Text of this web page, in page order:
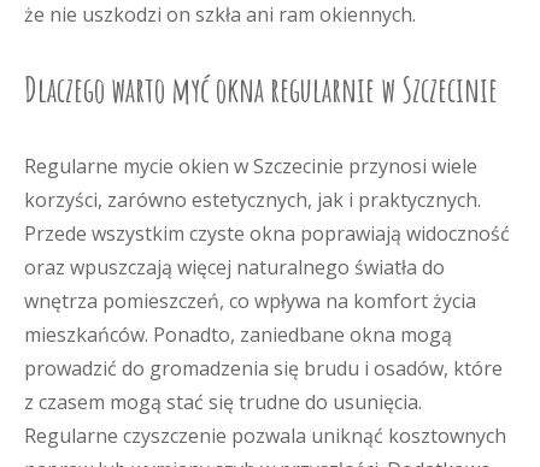
że nie uszkodzi on szkła ani ram okiennych.
Dlaczego warto myć okna regularnie w Szczecinie
Regularne mycie okien w Szczecinie przynosi wiele
korzyści, zarówno estetycznych, jak i praktycznych.
Przede wszystkim czyste okna poprawiają widoczność
oraz wpuszczają więcej naturalnego światła do
wnętrza pomieszczeń, co wpływa na komfort życia
mieszkańców. Ponadto, zaniedbane okna mogą
prowadzić do gromadzenia się brudu i osadów, które
z czasem mogą stać się trudne do usunięcia.
Regularne czyszczenie pozwala uniknąć kosztownych